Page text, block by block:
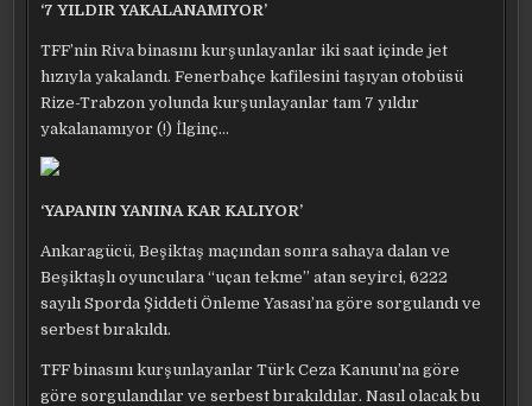
‘7 YILDIR YAKALANAMIYOR’
TFF’nin Riva binasını kurşunlayanlar iki saat içinde jet
hızıyla yakalandı. Fenerbahçe kafilesini taşıyan otobüsü
Rize-Trabzon yolunda kurşunlayanlar tam 7 yıldır
yakalanamıyor (!) İlginç…
‘YAPANIN YANINA KAR KALIYOR’
Ankaragücü, Beşiktaş maçından sonra sahaya dalan ve
Beşiktaşlı oyunculara “uçan tekme” atan seyirci, 6222
sayılı Sporda Şiddeti Önleme Yasası’na göre sorgulandı ve
serbest bırakıldı.
TFF binasını kurşunlayanlar Türk Ceza Kanunu’na göre
göre sorgulandılar ve serbest bırakıldılar. Nasıl olacak bu